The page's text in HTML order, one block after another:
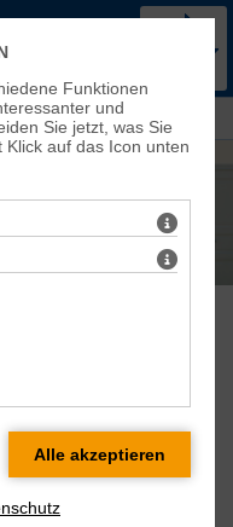
ID!
Funktionen
und
Sie jetzt, was Sie
auf das Icon unten